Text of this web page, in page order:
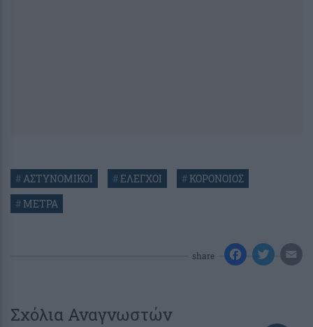
#ΑΣΤΥΝΟΜΙΚΟΙ #ΕΛΕΓΧΟΙ #ΚΟΡΟΝΟΙΟΣ
# ΜΕΤΡΑ
share
Σχόλια Αναγνωστών